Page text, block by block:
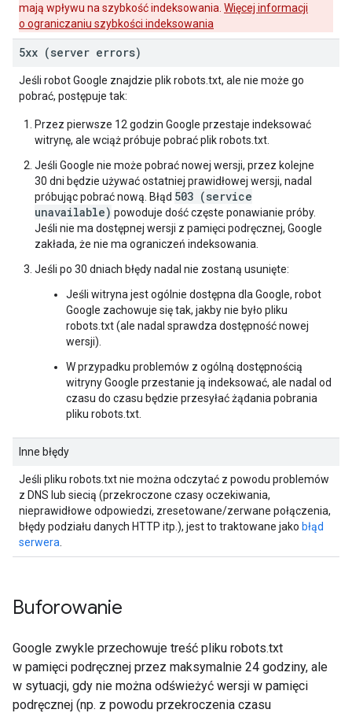
mają wpływu na szybkość indeksowania. Więcej informacji
o ograniczaniu szybkości indeksowania
5xx (server errors)
Jeśli robot Google znajdzie plik robots.txt, ale nie może go
pobrać, postępuje tak:
Przez pierwsze 12 godzin Google przestaje indeksować
witrynę, ale wciąż próbuje pobrać plik robots.txt.
Jeśli Google nie może pobrać nowej wersji, przez kolejne
30 dni będzie używać ostatniej prawidłowej wersji, nadal
próbując pobrać nową. Błąd 503 (service
unavailable) powoduje dość częste ponawianie próby.
Jeśli nie ma dostępnej wersji z pamięci podręcznej, Google
zakłada, że nie ma ograniczeń indeksowania.
Jeśli po 30 dniach błędy nadal nie zostaną usunięte:
Jeśli witryna jest ogólnie dostępna dla Google, robot
Google zachowuje się tak, jakby nie było pliku
robots.txt (ale nadal sprawdza dostępność nowej
wersji).
W przypadku problemów z ogólną dostępnością
witryny Google przestanie ją indeksować, ale nadal od
czasu do czasu będzie przesyłać żądania pobrania
pliku robots.txt.
Inne błędy
Jeśli pliku robots.txt nie można odczytać z powodu problemów
z DNS lub siecią (przekroczone czasy oczekiwania,
nieprawidłowe odpowiedzi, zresetowane/zerwane połączenia,
błędy podziału danych HTTP itp.), jest to traktowane jako błąd
serwera
Buforowanie
Google zwykle przechowuje treść pliku robots.txt
w pamięci podręcznej przez maksymalnie 24 godziny, ale
w sytuacji, gdy nie można odświeżyć wersji w pamięci
podręcznej (np. z powodu przekroczenia czasu